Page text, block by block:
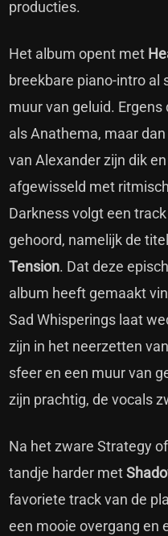
producties.
Het album opent met
breekbare piano-intro al
muur van geluid.
als Anathema, maar
van Alexander zijn dik
afgewisseld met
Darkness volgt een
gehoord, namelijk de
Tension. Dat deze
album heeft gemaakt
Sad Whisperings laat
zijn in het neerzetten
sfeer en een muur van
zijn prachtig, de vocals
Na het zware Strategy
tandje harder met
favoriete track van de
een mooie overgang en